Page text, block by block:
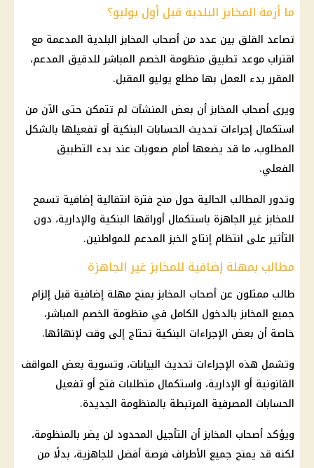
ما أزمة المخابز البلدية قبل أول يوليو؟
تصاعد القلق بين عدد من أصحاب المخابز البلدية المدعمة مع
اقتراب موعد تطبيق منظومة الخصم المباشر للدقيق المدعم،
المقرر بدء العمل بها مطلع يوليو المقبل.
ويرى أصحاب المخابز أن بعض المنشآت لم تتمكن حتى الآن من
استكمال إجراءات تحديث الحسابات البنكية أو تفعيلها بالشكل
المطلوب، ما قد يضعها أمام صعوبات عند بدء التطبيق
الفعلي.
وتدور المطالب الحالية حول منح فترة انتقالية إضافية تسمح
للمخابز غير الجاهزة باستكمال أوراقها البنكية والإدارية، دون
التأثير على انتظام إنتاج الخبز المدعم للمواطنين.
مطالب بمهلة إضافية للمخابز غير الجاهزة
طالب ممثلون عن أصحاب المخابز بمنح مهلة إضافية قبل إلزام
جميع المخابز بالدخول الكامل في منظومة الخصم المباشر،
خاصة أن بعض الإجراءات البنكية تحتاج إلى وقت لإنهائها.
وتشمل هذه الإجراءات تحديث البيانات، وتسوية بعض المواقف
القانونية أو الإدارية، واستكمال متطلبات فتح أو تفعيل
الحسابات المصرفية المرتبطة بالمنظومة الجديدة.
ويؤكد أصحاب المخابز أن التأجيل المحدود لن يضر بالمنظومة،
لكنه قد يمنح جميع الأطراف فرصة أفضل للجاهزية، بدلًا من